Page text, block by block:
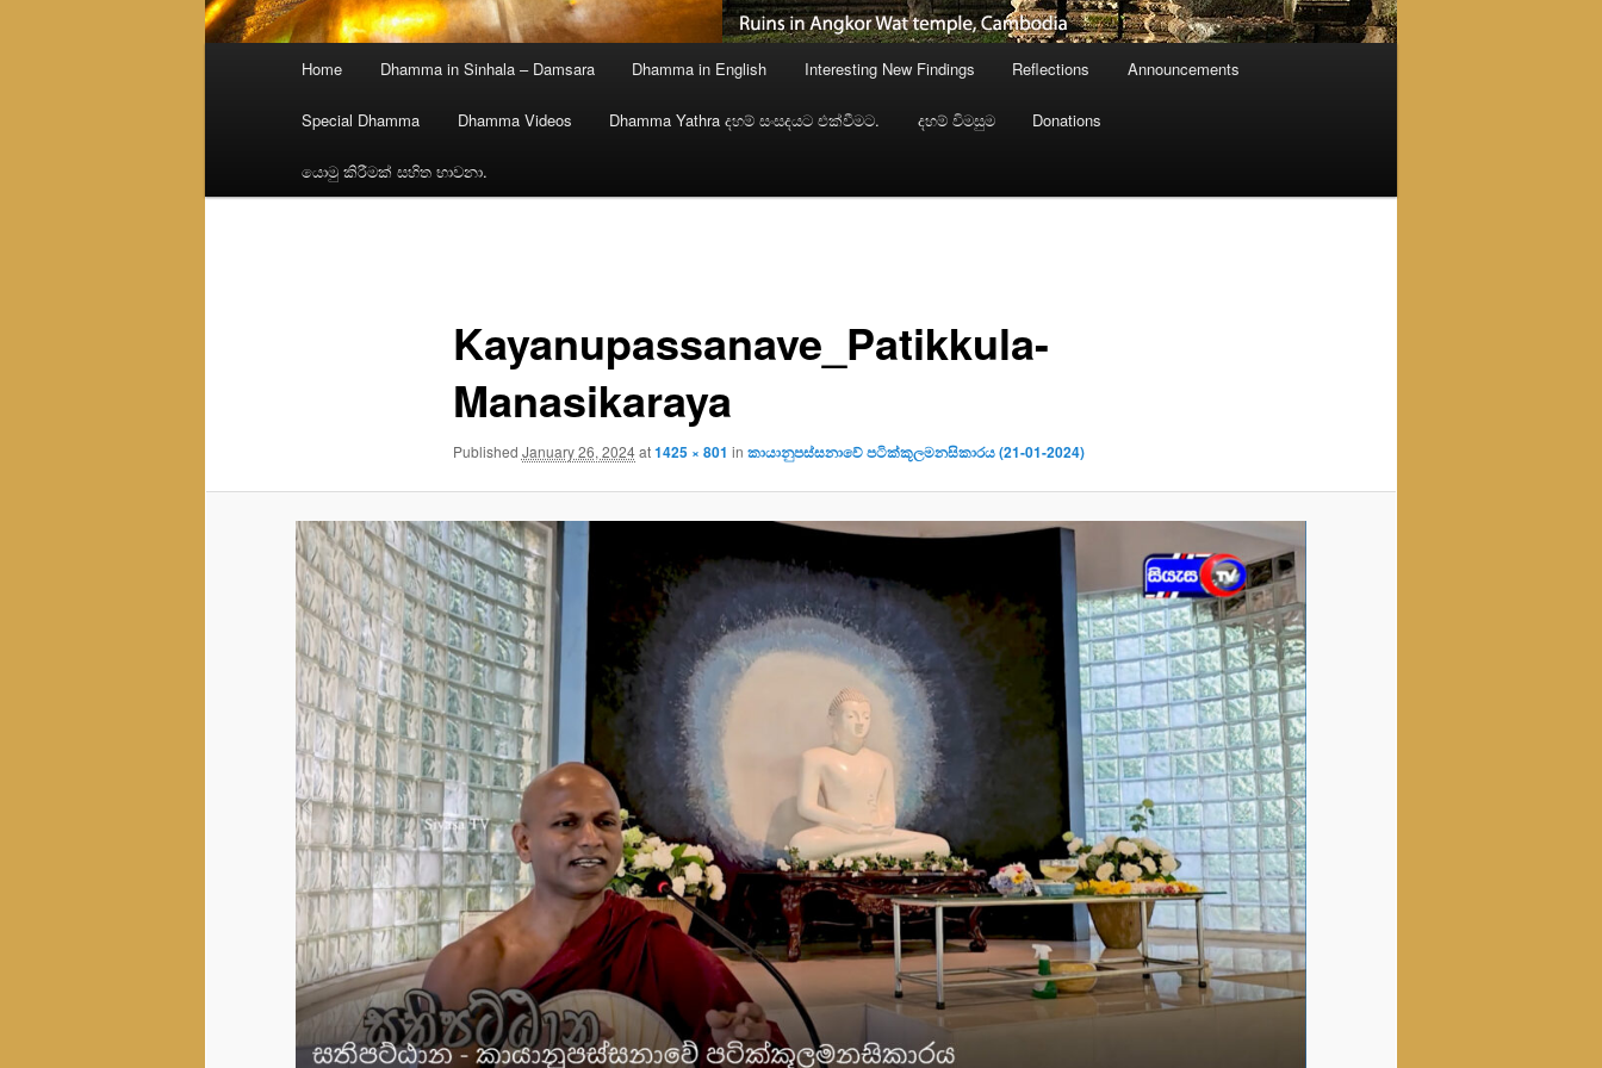
Home Dhamma in Sinhala – Damsara Dhamma in English Interesting New Findings Reflections Announcements
Special Dhamma Dhamma Videos Dhamma Yathra දහම් සංසදයට එක්වීමට. දහම් විමසුම Donations
යොමු කිරීමක් සහිත භාවනා.
Kayanupassanave_Patikkula-
Manasikaraya
Published January 26, 2024at1425 × 801 in කායානුපස්සනාවේ පටික්කූලමනසිකාරය (21-01-2024)